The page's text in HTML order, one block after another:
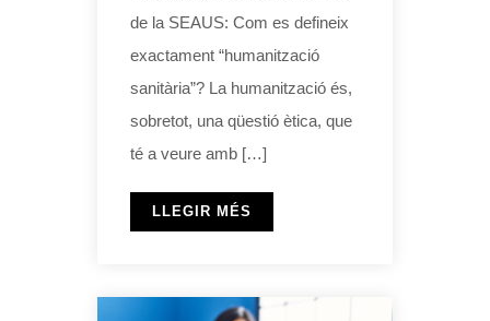
de la SEAUS: Com es defineix
exactament “humanització
sanitària”? La humanització és,
sobretot, una qüestió ètica, que
té a veure amb […]
LLEGIR MÉS